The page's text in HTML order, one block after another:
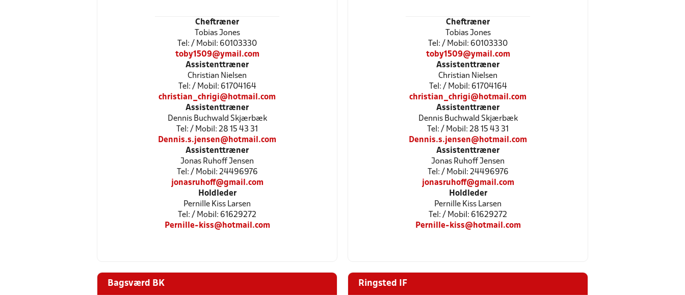
Cheftræner
Tobias Jones
Tel: / Mobil: 60103330
toby1509@ymail.com
Assistenttræner
Christian Nielsen
Tel: / Mobil: 61704164
christian_chrigi@hotmail.com
Assistenttræner
Dennis Buchwald Skjærbæk
Tel: / Mobil: 28 15 43 31
Dennis.s.jensen@hotmail.com
Assistenttræner
Jonas Ruhoff Jensen
Tel: / Mobil: 24496976
jonasruhoff@gmail.com
Holdleder
Pernille Kiss Larsen
Tel: / Mobil: 61629272
Pernille-kiss@hotmail.com
Cheftræner
Tobias Jones
Tel: / Mobil: 60103330
toby1509@ymail.com
Assistenttræner
Christian Nielsen
Tel: / Mobil: 61704164
christian_chrigi@hotmail.com
Assistenttræner
Dennis Buchwald Skjærbæk
Tel: / Mobil: 28 15 43 31
Dennis.s.jensen@hotmail.com
Assistenttræner
Jonas Ruhoff Jensen
Tel: / Mobil: 24496976
jonasruhoff@gmail.com
Holdleder
Pernille Kiss Larsen
Tel: / Mobil: 61629272
Pernille-kiss@hotmail.com
Bagsværd BK Ringsted IF